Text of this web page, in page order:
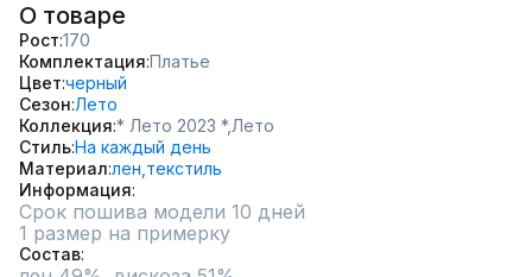
О товаре
Рост 170
Комплектация Платье
Цвет черный
Сезон Лето
Коллекция * Лето 2023 *, Лето
СтильНа каждый день
Материал лен, текстиль
Информация
Срок пошива модели 10 дней
1 размер на примерку
Состав